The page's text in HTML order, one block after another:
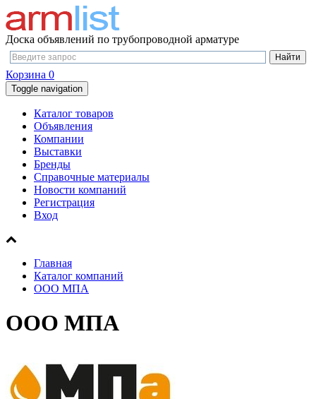
Доска объявлений по трубопроводной арматуре
Корзина 0
Toggle navigation
Каталог товаров
Объявления
Компании
Выставки
Бренды
Справочные материалы
Новости компаний
Регистрация
Вход
Главная
Каталог компаний
ООО МПА
ООО МПА